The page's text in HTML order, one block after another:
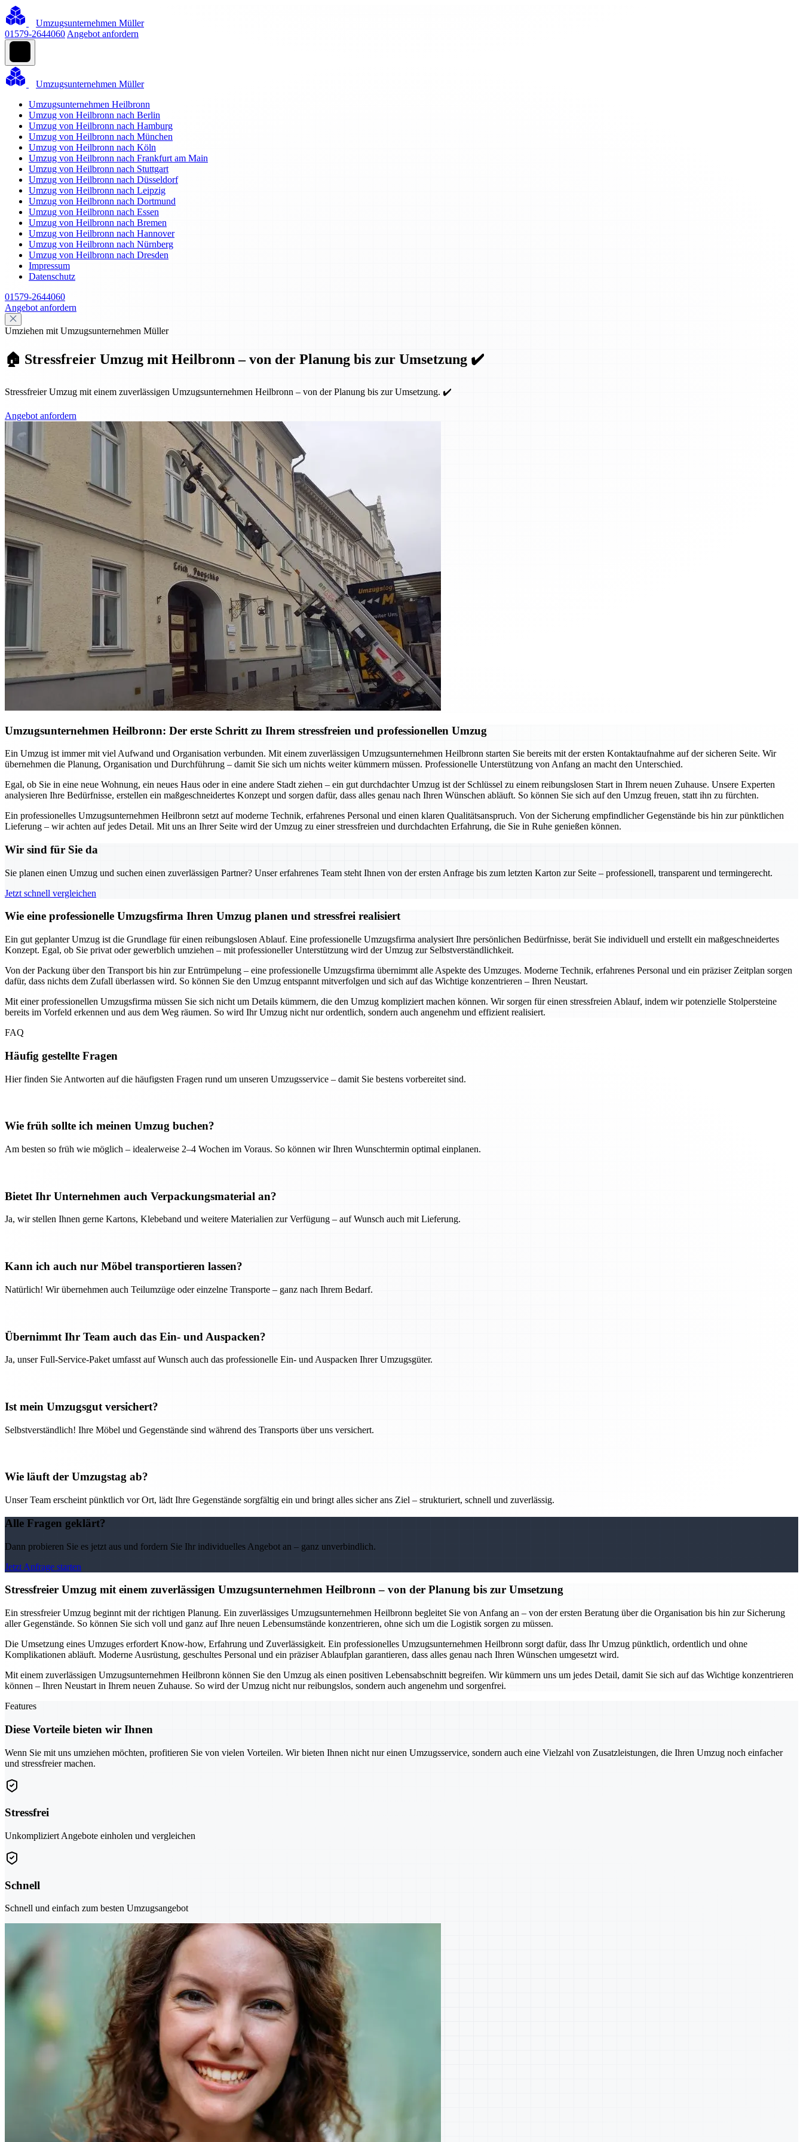
Umzugsunternehmen Müller
01579-2644060 Angebot anfordern
Umzugsunternehmen Müller
Umzugsunternehmen Heilbronn
Umzug von Heilbronn nach Berlin
Umzug von Heilbronn nach Hamburg
Umzug von Heilbronn nach München
Umzug von Heilbronn nach Köln
Umzug von Heilbronn nach Frankfurt am Main
Umzug von Heilbronn nach Stuttgart
Umzug von Heilbronn nach Düsseldorf
Umzug von Heilbronn nach Leipzig
Umzug von Heilbronn nach Dortmund
Umzug von Heilbronn nach Essen
Umzug von Heilbronn nach Bremen
Umzug von Heilbronn nach Hannover
Umzug von Heilbronn nach Nürnberg
Umzug von Heilbronn nach Dresden
Impressum
Datenschutz
01579-2644060
Angebot anfordern
Umziehen mit Umzugsunternehmen Müller
🏠 Stressfreier Umzug mit Heilbronn – von der Planung bis zur Umsetzung ✔️
Stressfreier Umzug mit einem zuverlässigen Umzugsunternehmen Heilbronn – von der Planung bis zur Umsetzung. ✔️
Angebot anfordern
Umzugsunternehmen Heilbronn: Der erste Schritt zu Ihrem stressfreien und professionellen Umzug
Ein Umzug ist immer mit viel Aufwand und Organisation verbunden. Mit einem zuverlässigen Umzugsunternehmen Heilbronn starten Sie bereits mit der ersten Kontaktaufnahme auf der sicheren Seite. Wir
übernehmen die Planung, Organisation und Durchführung – damit Sie sich um nichts weiter kümmern müssen. Professionelle Unterstützung von Anfang an macht den Unterschied.
Egal, ob Sie in eine neue Wohnung, ein neues Haus oder in eine andere Stadt ziehen – ein gut durchdachter Umzug ist der Schlüssel zu einem reibungslosen Start in Ihrem neuen Zuhause. Unsere Experten
analysieren Ihre Bedürfnisse, erstellen ein maßgeschneidertes Konzept und sorgen dafür, dass alles genau nach Ihren Wünschen abläuft. So können Sie sich auf den Umzug freuen, statt ihn zu fürchten.
Ein professionelles Umzugsunternehmen Heilbronn setzt auf moderne Technik, erfahrenes Personal und einen klaren Qualitätsanspruch. Von der Sicherung empfindlicher Gegenstände bis hin zur pünktlichen
Lieferung – wir achten auf jedes Detail. Mit uns an Ihrer Seite wird der Umzug zu einer stressfreien und durchdachten Erfahrung, die Sie in Ruhe genießen können.
Wir sind für Sie da
Sie planen einen Umzug und suchen einen zuverlässigen Partner? Unser erfahrenes Team steht Ihnen von der ersten Anfrage bis zum letzten Karton zur Seite – professionell, transparent und termingerecht.
Jetzt schnell vergleichen
Wie eine professionelle Umzugsfirma Ihren Umzug planen und stressfrei realisiert
Ein gut geplanter Umzug ist die Grundlage für einen reibungslosen Ablauf. Eine professionelle Umzugsfirma analysiert Ihre persönlichen Bedürfnisse, berät Sie individuell und erstellt ein maßgeschneidertes
Konzept. Egal, ob Sie privat oder gewerblich umziehen – mit professioneller Unterstützung wird der Umzug zur Selbstverständlichkeit.
Von der Packung über den Transport bis hin zur Entrümpelung – eine professionelle Umzugsfirma übernimmt alle Aspekte des Umzuges. Moderne Technik, erfahrenes Personal und ein präziser Zeitplan sorgen
dafür, dass nichts dem Zufall überlassen wird. So können Sie den Umzug entspannt mitverfolgen und sich auf das Wichtige konzentrieren – Ihren Neustart.
Mit einer professionellen Umzugsfirma müssen Sie sich nicht um Details kümmern, die den Umzug kompliziert machen können. Wir sorgen für einen stressfreien Ablauf, indem wir potenzielle Stolpersteine
bereits im Vorfeld erkennen und aus dem Weg räumen. So wird Ihr Umzug nicht nur ordentlich, sondern auch angenehm und effizient realisiert.
FAQ
Häufig gestellte Fragen
Hier finden Sie Antworten auf die häufigsten Fragen rund um unseren Umzugsservice – damit Sie bestens vorbereitet sind.
Wie früh sollte ich meinen Umzug buchen?
Am besten so früh wie möglich – idealerweise 2–4 Wochen im Voraus. So können wir Ihren Wunschtermin optimal einplanen.
Bietet Ihr Unternehmen auch Verpackungsmaterial an?
Ja, wir stellen Ihnen gerne Kartons, Klebeband und weitere Materialien zur Verfügung – auf Wunsch auch mit Lieferung.
Kann ich auch nur Möbel transportieren lassen?
Natürlich! Wir übernehmen auch Teilumzüge oder einzelne Transporte – ganz nach Ihrem Bedarf.
Übernimmt Ihr Team auch das Ein- und Auspacken?
Ja, unser Full-Service-Paket umfasst auf Wunsch auch das professionelle Ein- und Auspacken Ihrer Umzugsgüter.
Ist mein Umzugsgut versichert?
Selbstverständlich! Ihre Möbel und Gegenstände sind während des Transports über uns versichert.
Wie läuft der Umzugstag ab?
Unser Team erscheint pünktlich vor Ort, lädt Ihre Gegenstände sorgfältig ein und bringt alles sicher ans Ziel – strukturiert, schnell und zuverlässig.
Alle Fragen geklärt?
Dann probieren Sie es jetzt aus und fordern Sie Ihr individuelles Angebot an – ganz unverbindlich.
Jetzt Anfrage starten
Stressfreier Umzug mit einem zuverlässigen Umzugsunternehmen Heilbronn – von der Planung bis zur Umsetzung
Ein stressfreier Umzug beginnt mit der richtigen Planung. Ein zuverlässiges Umzugsunternehmen Heilbronn begleitet Sie von Anfang an – von der ersten Beratung über die Organisation bis hin zur Sicherung
aller Gegenstände. So können Sie sich voll und ganz auf Ihre neuen Lebensumstände konzentrieren, ohne sich um die Logistik sorgen zu müssen.
Die Umsetzung eines Umzuges erfordert Know-how, Erfahrung und Zuverlässigkeit. Ein professionelles Umzugsunternehmen Heilbronn sorgt dafür, dass Ihr Umzug pünktlich, ordentlich und ohne
Komplikationen abläuft. Moderne Ausrüstung, geschultes Personal und ein präziser Ablaufplan garantieren, dass alles genau nach Ihren Wünschen umgesetzt wird.
Mit einem zuverlässigen Umzugsunternehmen Heilbronn können Sie den Umzug als einen positiven Lebensabschnitt begreifen. Wir kümmern uns um jedes Detail, damit Sie sich auf das Wichtige konzentrieren
können – Ihren Neustart in Ihrem neuen Zuhause. So wird der Umzug nicht nur reibungslos, sondern auch angenehm und sorgenfrei.
Features
Diese Vorteile bieten wir Ihnen
Wenn Sie mit uns umziehen möchten, profitieren Sie von vielen Vorteilen. Wir bieten Ihnen nicht nur einen Umzugsservice, sondern auch eine Vielzahl von Zusatzleistungen, die Ihren Umzug noch einfacher
und stressfreier machen.
Stressfrei
Unkompliziert Angebote einholen und vergleichen
Schnell
Schnell und einfach zum besten Umzugsangebot